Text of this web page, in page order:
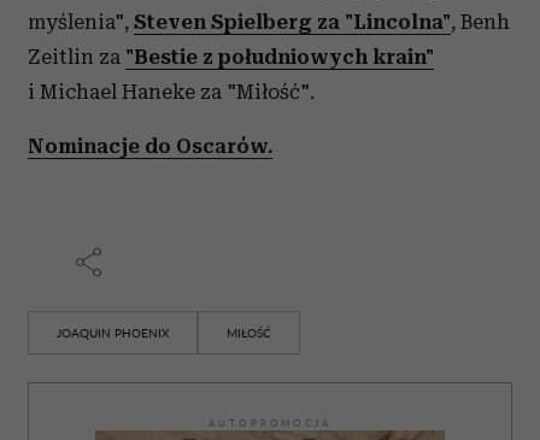
myślenia", Steven Spielberg za "Lincolna", Benh
Zeitlin za "Bestie z południowych krain"
i Michael Haneke za "Miłość".
Nominacje do Oscarów.
JOAQUIN PHOENIX MIŁOŚĆ
AUTOPROMOCJA